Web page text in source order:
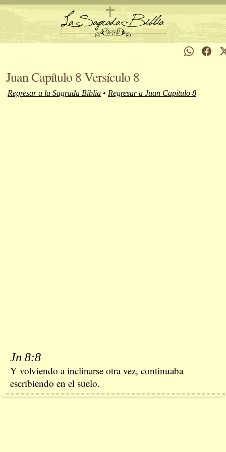
Juan Capítulo 8 Versículo 8
Regresar a la Sagrada Biblia • Regresar a Juan Capítulo 8
Jn 8:8
Y volviendo a inclinarse otra vez, continuaba
escribiendo en el suelo.